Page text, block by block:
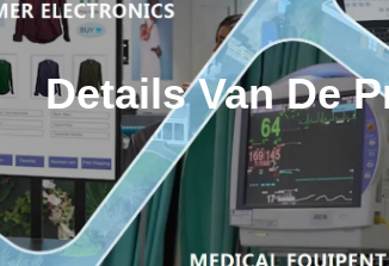
Details Van De